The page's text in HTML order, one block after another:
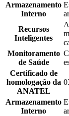
Armazenamento
Interno
Recursos
Inteligentes
Monitoramento
de Saúde
Certificado de
homologação da
ANATEL
Armazenamento
Interno